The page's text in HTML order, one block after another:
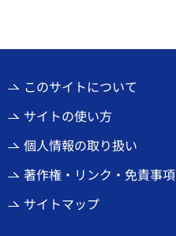
このサイトについて
サイトの使い方
個人情報の取り扱い
著作権・リンク・免責事項
サイトマップ